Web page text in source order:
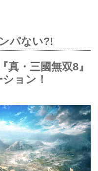
パない?!
真・三國無双8』
ョン！